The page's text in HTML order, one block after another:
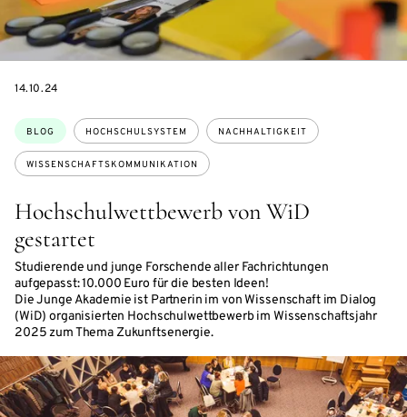
Hochschulwettbewerb von WiD
gestartet
Studierende und junge Forschende aller Fachrichtungen
aufgepasst: 10.000 Euro für die besten Ideen!
Die Junge Akademie ist Partnerin im von Wissenschaft im Dialog
(WiD) organisierten Hochschulwettbewerb im Wissenschaftsjahr
2025 zum Thema Zukunftsenergie.
Themen:
BLOG HOCHSCHULSYSTEM NACHHALTIGKEIT
WISSENSCHAFTSKOMMUNIKATION
DATE
14.10.24